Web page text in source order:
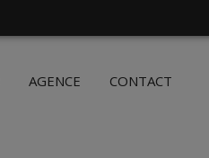
AGENCE CONTACT